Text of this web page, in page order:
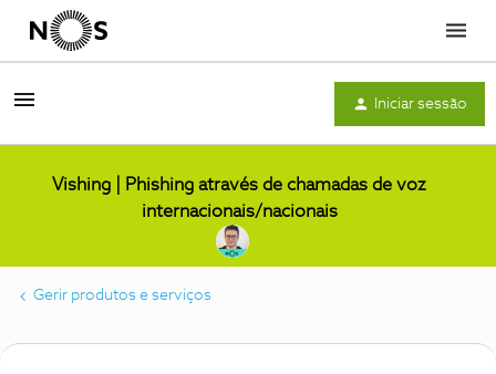
Menu
Iniciar sessão
Vishing | Phishing através de chamadas de voz
internacionais/nacionais
Gerir produtos e serviços